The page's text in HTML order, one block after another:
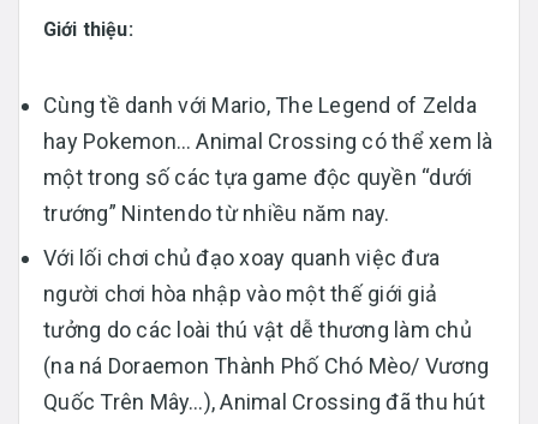
Giới thiệu:
Cùng tề danh với Mario, The Legend of Zelda
hay Pokemon… Animal Crossing có thể xem là
một trong số các tựa game độc quyền “dưới
trướng” Nintendo từ nhiều năm nay.
Với lối chơi chủ đạo xoay quanh việc đưa
người chơi hòa nhập vào một thế giới giả
tưởng do các loài thú vật dễ thương làm chủ
(na ná Doraemon Thành Phố Chó Mèo/ Vương
Quốc Trên Mây…), Animal Crossing đã thu hút